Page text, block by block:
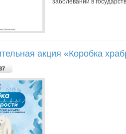
заболеваний в
акция «Коробка